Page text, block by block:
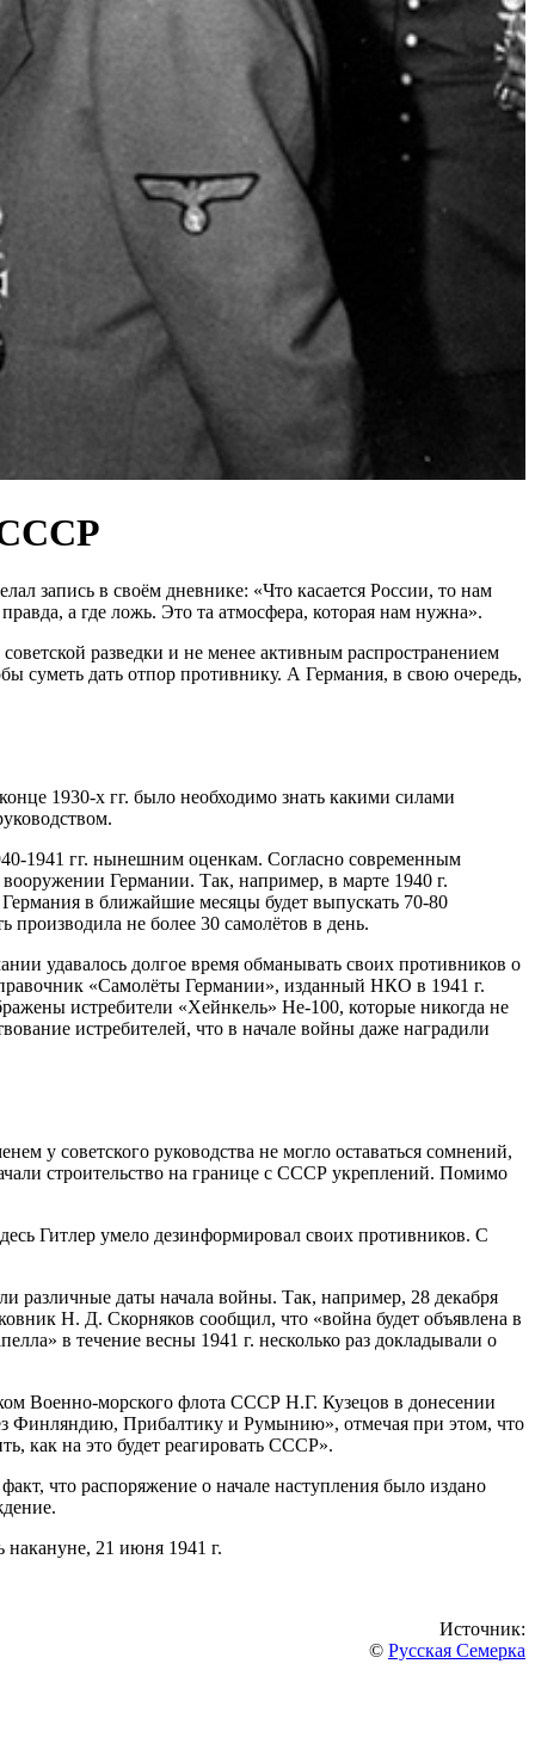
СССР
запись в своём дневнике: «Что касается России, то нам
а где ложь. Это та атмосфера, которая нам нужна».
разведки и не менее активным распространением
суметь дать отпор противнику. А Германия, в свою очередь,
1930-х гг. было необходимо знать какими силами
1941 гг. нынешним оценкам. Согласно современным
Германии. Так, например, в марте 1940 г.
в ближайшие месяцы будет выпускать 70-80
не более 30 самолётов в день.
удавалось долгое время обманывать своих противников о
«Самолёты Германии», изданный НКО в 1941 г.
истребители «Хейнкель» He-100, которые никогда не
истребителей, что в начале войны даже наградили
у советского руководства не могло оставаться сомнений,
строительство на границе с СССР укреплений. Помимо
Гитлер умело дезинформировал своих противников. С
различные даты начала войны. Так, например, 28 декабря
Н. Д. Скорняков сообщил, что «война будет объявлена в
в течение весны 1941 г. несколько раз докладывали о
Военно-морского флота СССР Н.Г. Кузецов в донесении
Финляндию, Прибалтику и Румынию», отмечая при этом, что
как на это будет реагировать СССР».
что распоряжение о начале наступления было издано
21 июня 1941 г.
Источник:
© Русская Семерка